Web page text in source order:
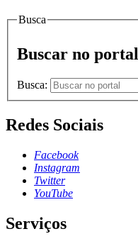
Busca
Buscar no portal
Busca:
Redes Sociais
Facebook
Instagram
Twitter
YouTube
Serviços